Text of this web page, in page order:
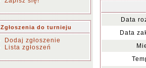
Zgłoszenia do turnieju
Dodaj zgłoszenie
Lista zgłoszeń
Data
Data